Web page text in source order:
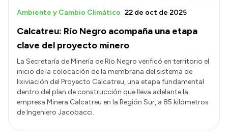
Licitaciones
Calcatreu: Río Negro acompaña una etapa
clave del proyecto minero
Ambiente y Cambio Climático 22 de oct de 2025
La Secretaría de Minería de Río Negro verificó en territorio el
inicio de la colocación de la membrana del sistema de
lixiviación del Proyecto Calcatreu, una etapa fundamental
dentro del plan de construcción que lleva adelante la
empresa Minera Calcatreu en la Región Sur, a 85 kilómetros
de Ingeniero Jacobacci.